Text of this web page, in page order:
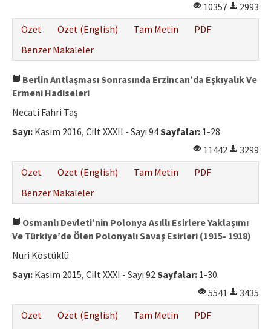
10357
2993
Özet
Özet (English) Tam Metin
PDF
Benzer Makaleler
Berlin Antlaşması Sonrasında Erzincan’da Eşkıyalık Ve
Ermeni Hadiseleri
Necati Fahri Taş
Sayı: Kasım 2016, Cilt XXXII - Sayı 94Sayfalar: 1-28
11442
3299
Özet
Özet (English) Tam Metin
PDF
Benzer Makaleler
Osmanlı Devleti’nin Polonya Asıllı Esirlere Yaklaşımı
Ve Türkiye’de Ölen Polonyalı Savaş Esirleri (1915- 1918)
Nuri Köstüklü
Sayı: Kasım 2015, Cilt XXXI - Sayı 92Sayfalar: 1-30
5541
3435
Özet
Özet (English) Tam Metin
PDF